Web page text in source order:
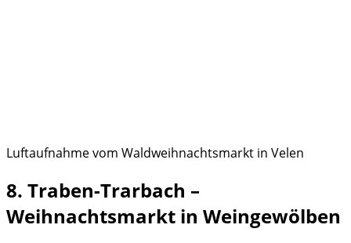
Luftaufnahme vom Waldweihnachtsmarkt in Velen
8. Traben-Trarbach –
Weihnachtsmarkt in Weingewölben